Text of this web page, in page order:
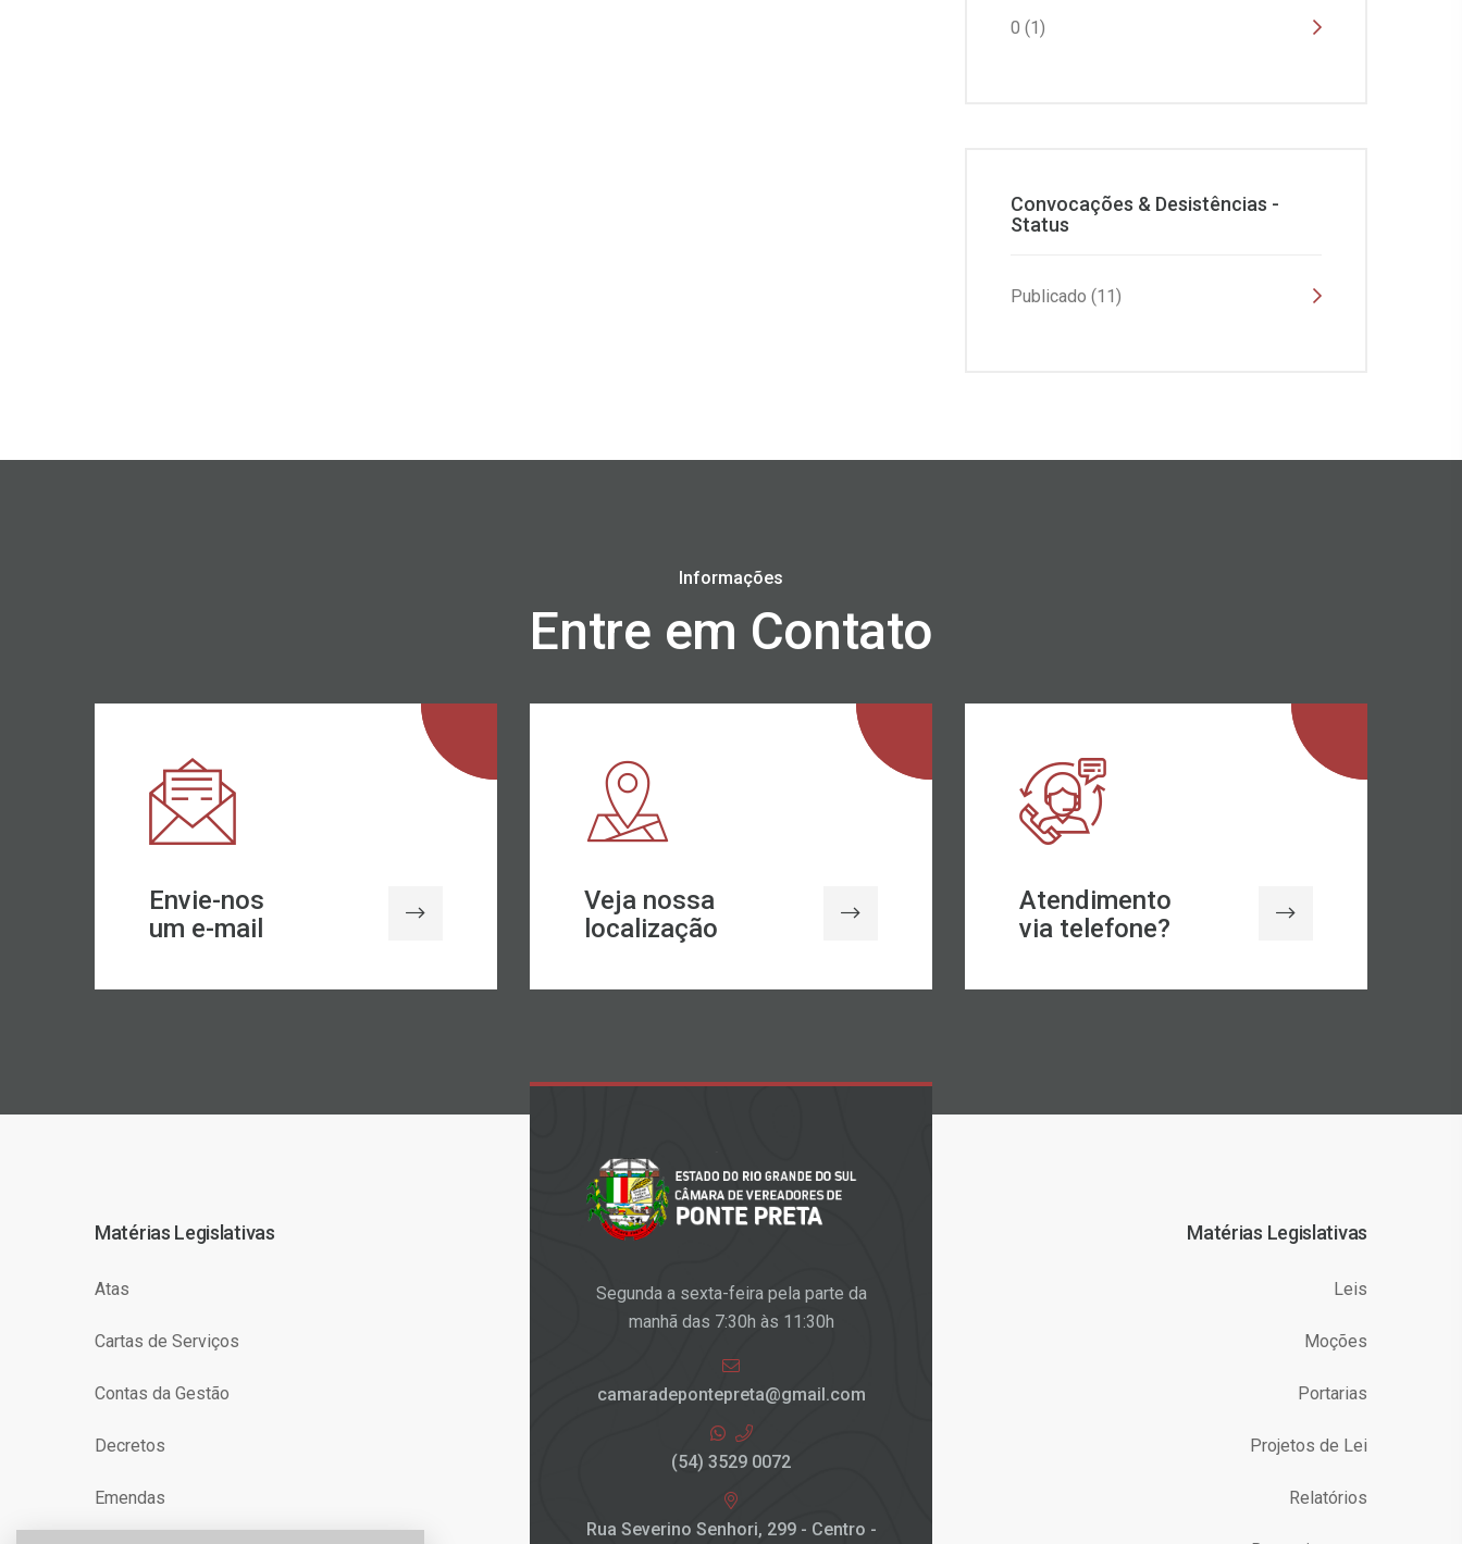
0 (1)
Convocações & Desistências -
Status
Publicado (11)
Informações
Entre em Contato
Envie-nos
um e-mail
Veja nossa
localização
Atendimento
via telefone?
Matérias Legislativas
Atas
Cartas de Serviços
Contas da Gestão
Decretos
Emendas
Segunda a sexta-feira pela parte da
manhã das 7:30h às 11:30h
camaradepontepreta@gmail.com
(54) 3529 0072
Rua Severino Senhori, 299 - Centro -
Matérias Legislativas
Leis
Moções
Portarias
Projetos de Lei
Relatórios